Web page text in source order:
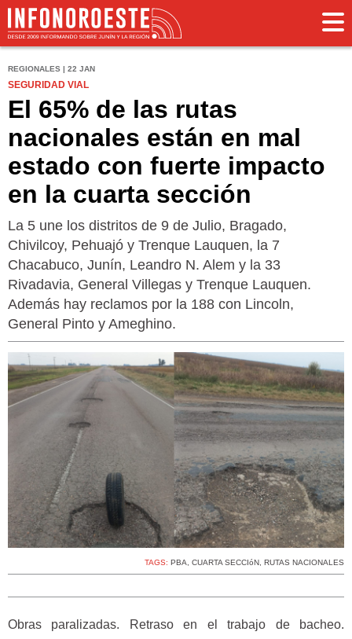
REGIONALES | 22 JAN
SEGURIDAD VIAL
El 65% de las rutas
nacionales están en mal
estado con fuerte impacto
en la cuarta sección
La 5 une los distritos de 9 de Julio, Bragado,
Chivilcoy, Pehuajó y Trenque Lauquen, la 7
Chacabuco, Junín, Leandro N. Alem y la 33
Rivadavia, General Villegas y Trenque Lauquen.
Además hay reclamos por la 188 con Lincoln,
General Pinto y Ameghino.
TAGS: PBA, CUARTA SECCIóN, RUTAS NACIONALES
Obras paralizadas. Retraso en el trabajo de bacheo.